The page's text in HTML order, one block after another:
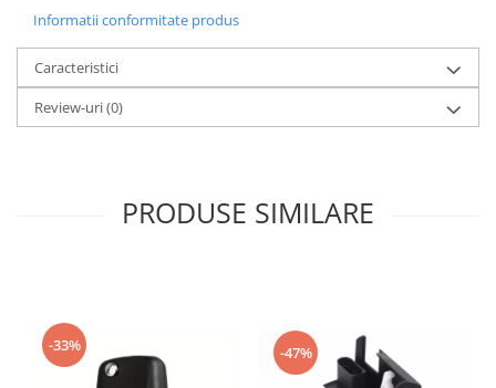
Informatii conformitate produs
Caracteristici
Review-uri(0)
PRODUSE SIMILARE
-33% -47%